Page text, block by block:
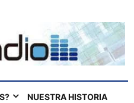
NUESTRA HISTORIA